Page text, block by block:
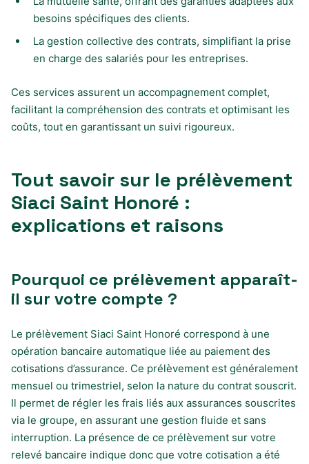
besoins spécifiques des clients.
La gestion collective des contrats, simplifiant la prise
en charge des salariés pour les entreprises.
Ces services assurent un accompagnement complet,
facilitant la compréhension des contrats et optimisant les
coûts, tout en garantissant un suivi rigoureux.
Tout savoir sur le prélèvement
Siaci Saint Honoré :
explications et raisons
Pourquoi ce prélèvement apparaît-
il sur votre compte ?
Le prélèvement Siaci Saint Honoré correspond à une
opération bancaire automatique liée au paiement des
cotisations d’assurance. Ce prélèvement est généralement
mensuel ou trimestriel, selon la nature du contrat souscrit.
Il permet de régler les frais liés aux assurances souscrites
via le groupe, en assurant une gestion fluide et sans
interruption. La présence de ce prélèvement sur votre
relevé bancaire indique donc que votre cotisation a été